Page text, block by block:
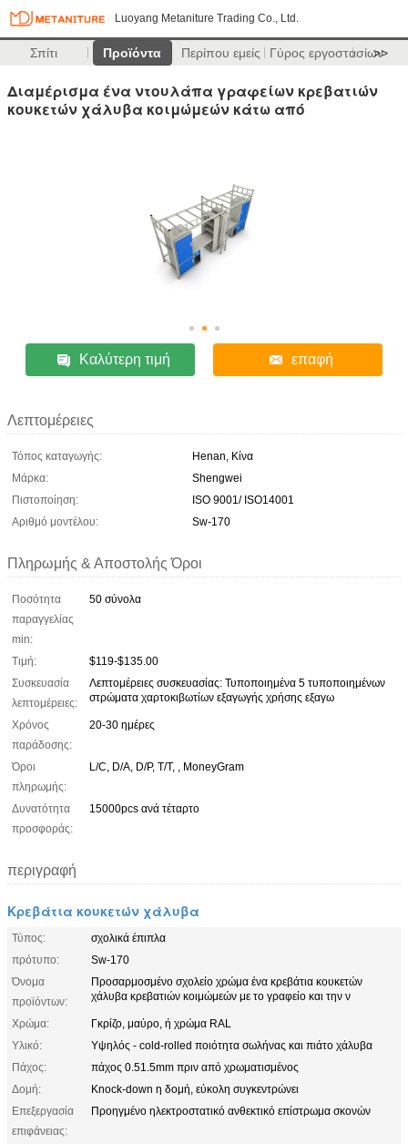
Luoyang Metaniture Trading Co., Ltd.
Σπίτι Προϊόντα Περίπου εμείς Γύρος εργοστασίων
>>
Διαμέρισμα ένα ντουλάπα γραφείων κρεβατιών
κουκετών χάλυβα κοιμώμεών κάτω από
Καλύτερη τιμή επαφή
Λεπτομέρειες
Τόπος καταγωγής:
Henan, Κίνα
Μάρκα:
Shengwei
Πιστοποίηση:
ISO 9001/ ISO14001
Αριθμό μοντέλου:
Sw-170
Πληρωμής & Αποστολής Όροι
Ποσότητα
παραγγελίας
min:
50 σύνολα
Τιμή:
$119-$135.00
Συσκευασία
λεπτομέρειες:
Λεπτομέρειες συσκευασίας: Τυποποιημένα 5 τυποποιημένων
στρώματα χαρτοκιβωτίων εξαγωγής χρήσης εξαγω
Χρόνος
παράδοσης:
20-30 ημέρες
Όροι
πληρωμής:
L/C, D/A, D/P, T/T, , MoneyGram
Δυνατότητα
προσφοράς:
15000pcs ανά τέταρτο
περιγραφή
Κρεβάτια κουκετών χάλυβα
Τύπος:
σχολικά έπιπλα
πρότυπο:
Sw-170
Όνομα
προϊόντων:
Προσαρμοσμένο σχολείο χρώμα ένα κρεβάτια κουκετών
χάλυβα κρεβατιών κοιμώμεών με το γραφείο και την ν
Χρώμα:
Γκρίζο, μαύρο, ή χρώμα RAL
Υλικό:
Υψηλός - cold-rolled ποιότητα σωλήνας και πιάτο χάλυβα
Πάχος:
πάχος 0.51.5mm πριν από χρωματισμένος
Δομή:
Knock-down η δομή, εύκολη συγκεντρώνει
Επεξεργασία
επιφάνειας:
Προηγμένο ηλεκτροστατικό ανθεκτικό επίστρωμα σκονών